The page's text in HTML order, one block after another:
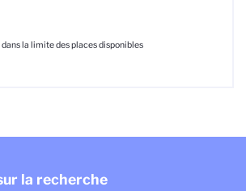
la limite des places disponibles
la recherche